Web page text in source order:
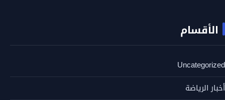
الأقسام
Uncategorized
أخبار الرياضة